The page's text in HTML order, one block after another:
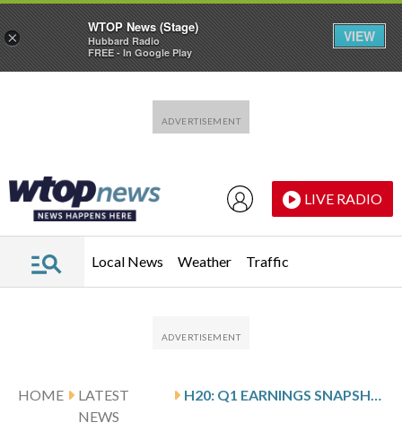
LIVE RADIO
Local News Weather Traffic
HOME
LATEST
NEWS
H20: Q1 EARNINGS SNAPSHOT
×
WTOP News (Stage)
Hubbard Radio
FREE - In Google Play
VIEW